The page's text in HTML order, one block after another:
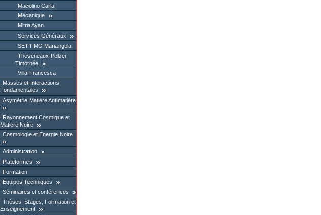
Macolino Carla
Mécanique
Mitra Ayan
Services Généraux
SETTIMO Mariangela
Theveneaux-Pelzer
Timothée
Villa Francesca
Masses et Interactions
Fondamentales
Asymétrie Matière Antimatière
Rayonnement Cosmique et
Matière Noire
Cosmologie et Energie Noire
Administration
Plateformes
Formation
Équipes Techniques
Séminaires et conférences
Thèses, Stages, Formation et
Enseignement